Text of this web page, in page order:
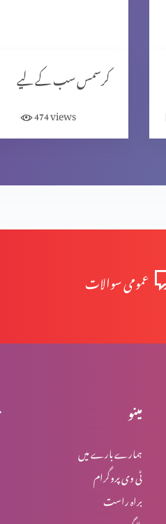
کرسمس سب کے لیے
474views
عمومی سوالات
مینو
ہمارے بارے میں
ٹی وی پروگرام
براہ راست